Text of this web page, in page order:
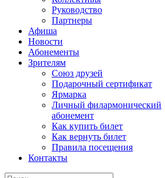
Руководство
Партнеры
Афиша
Новости
Абонементы
Зрителям
Союз друзей
Подарочный сертификат
Ярмарка
Личный филармонический
абонемент
Как купить билет
Как вернуть билет
Правила посещения
Контакты